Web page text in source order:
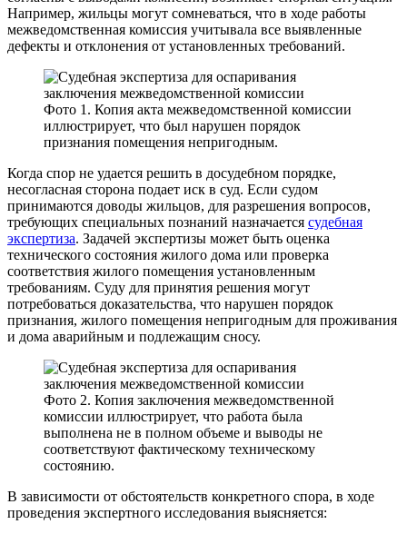
Например, жильцы могут сомневаться, что в ходе работы
межведомственная комиссия учитывала все выявленные
дефекты и отклонения от установленных требований.
Фото 1. Копия акта межведомственной комиссии
иллюстрирует, что был нарушен порядок
признания помещения непригодным.
Когда спор не удается решить в досудебном порядке,
несогласная сторона подает иск в суд. Если судом
принимаются доводы жильцов, для разрешения вопросов,
требующих специальных познаний назначается судебная
экспертиза. Задачей экспертизы может быть оценка
технического состояния жилого дома или проверка
соответствия жилого помещения установленным
требованиям. Суду для принятия решения могут
потребоваться доказательства, что нарушен порядок
признания, жилого помещения непригодным для проживания
и дома аварийным и подлежащим сносу.
Фото 2. Копия заключения межведомственной
комиссии иллюстрирует, что работа была
выполнена не в полном объеме и выводы не
соответствуют фактическому техническому
состоянию.
В зависимости от обстоятельств конкретного спора, в ходе
проведения экспертного исследования выясняется: